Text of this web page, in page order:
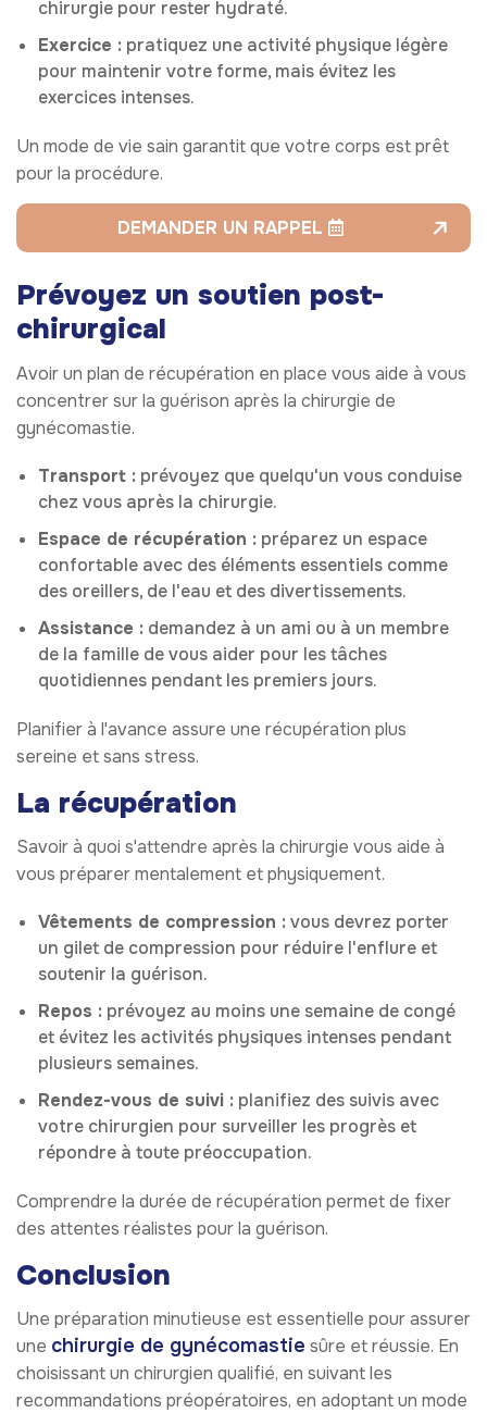
chirurgie pour rester hydraté.
Exercice : pratiquez une activité physique légère
pour maintenir votre forme, mais évitez les
exercices intenses.
Un mode de vie sain garantit que votre corps est prêt
pour la procédure.
DEMANDER UN RAPPEL
Prévoyez un soutien post-
chirurgical
Avoir un plan de récupération en place vous aide à vous
concentrer sur la guérison après la chirurgie de
gynécomastie.
Transport : prévoyez que quelqu'un vous conduise
chez vous après la chirurgie.
Espace de récupération : préparez un espace
confortable avec des éléments essentiels comme
des oreillers, de l'eau et des divertissements.
Assistance : demandez à un ami ou à un membre
de la famille de vous aider pour les tâches
quotidiennes pendant les premiers jours.
Planifier à l'avance assure une récupération plus
sereine et sans stress.
La récupération
Savoir à quoi s'attendre après la chirurgie vous aide à
vous préparer mentalement et physiquement.
Vêtements de compression :vous devrez porter
un gilet de compression pour réduire l'enflure et
soutenir la guérison.
Repos : prévoyez au moins une semaine de congé
et évitez les activités physiques intenses pendant
plusieurs semaines.
Rendez-vous de suivi : planifiez des suivis avec
votre chirurgien pour surveiller les progrès et
répondre à toute préoccupation.
Comprendre la durée de récupération permet de fixer
des attentes réalistes pour la guérison.
Conclusion
Une préparation minutieuse est essentielle pour assurer
une chirurgie de gynécomastie sûre et réussie. En
choisissant un chirurgien qualifié, en suivant les
recommandations préopératoires, en adoptant un mode